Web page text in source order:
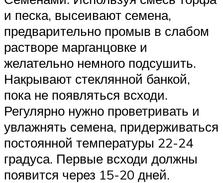
и песка, высеивают семена,
предварительно промыв в слабом
растворе марганцовке и
желательно немного подсушить.
Накрывают стеклянной банкой,
пока не появляться всходи.
Регулярно нужно проветривать и
увлажнять семена, придерживаться
постоянной температуры 22-24
градуса. Первые всходи должны
появится через 15-20 дней.